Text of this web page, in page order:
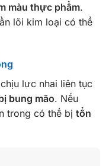
màu thực phẩm.
lõi kim loại có thể
lực nhai liên tục
bung mão. Nếu
trong có thể bị tổn